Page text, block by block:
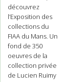
découvrez
l’Exposition des
collections du
FIAA du Mans. Un
fond de 350
oeuvres de la
collection privée
de Lucien Ruimy